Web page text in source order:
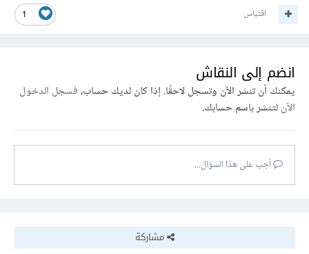
1 اقتباس
انضم إلى النقاش
يمكنك أن تنشر الآن وتسجل لاحقًا. إذا كان لديك حساب،فسجل الدخول
الآنلتنشر باسم حسابك.
أجب على هذا السؤال...
مشاركة